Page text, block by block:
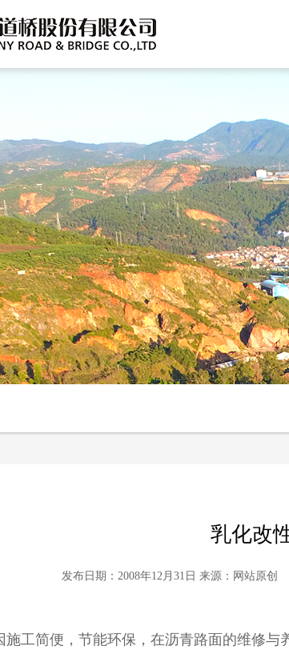
乳化改
发布日期：2008年12月31日 来源：网站原创
施工简便，节能环保，在沥青路面的维修